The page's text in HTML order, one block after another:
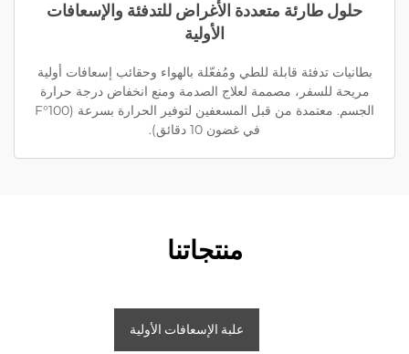
حلول طارئة متعددة الأغراض للتدفئة والإسعافات
الأولية
بطانيات تدفئة قابلة للطي ومُفعّلة بالهواء وحقائب إسعافات أولية
مريحة للسفر، مصممة لعلاج الصدمة ومنع انخفاض درجة حرارة
الجسم. معتمدة من قبل المسعفين لتوفير الحرارة بسرعة (100°F
في غضون 10 دقائق).
منتجاتنا
علبة الإسعافات الأولية